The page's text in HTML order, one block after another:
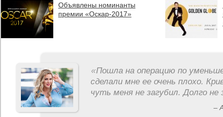
Объявлены номинанты
премии «Оскар-2017»
«Пошла на операцию по
сделали мне ее очень плохо.
чуть меня не загубил. Долго не
–